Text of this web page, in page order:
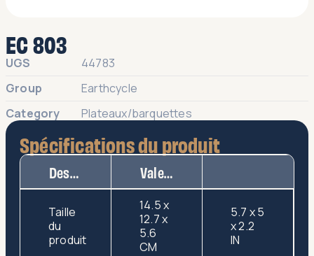
EC 803
UGS
44783
Group
Earthcycle
Category
Plateaux/barquettes
Spécifications du produit
Description Valeur
Taille
du
produit
14.5 x
12.7 x
5.6
CM
5.7 x 5
x 2.2
IN